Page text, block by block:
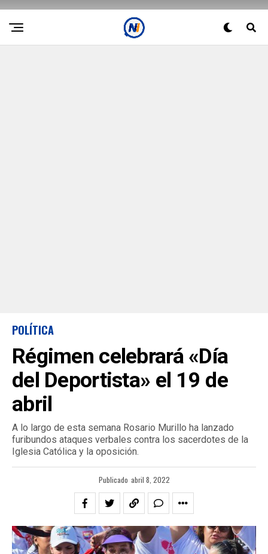
POLÍTICA
Régimen celebrará «Día
del Deportista» el 19 de
abril
A lo largo de esta semana Rosario Murillo ha lanzado
furibundos ataques verbales contra los sacerdotes de la
Iglesia Católica y la oposición.
Publicado abril 8, 2022